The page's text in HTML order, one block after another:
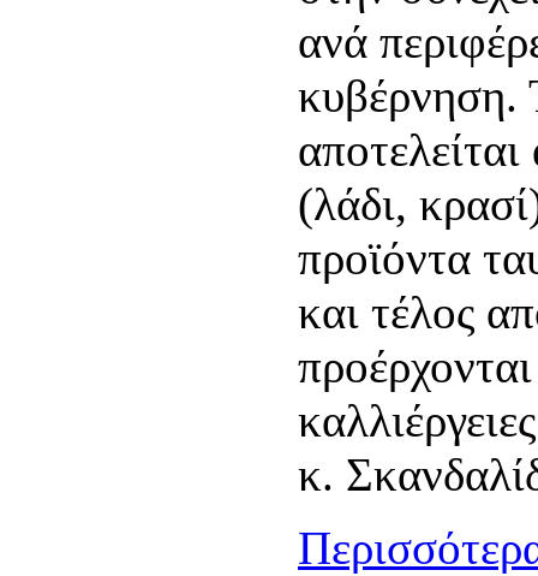
ανά
κυβέρνηση.
(λάδι,
προϊόντα
και τέλος
κ.